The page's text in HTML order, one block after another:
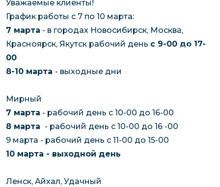
Заявка на
перевозки
Якутию
Уважаемые клиенты!
График работы с 7 по 10 марта:
7 марта - в городах Новосибирск, Москва,
Красноярск, Якутск рабочий день с 9-00 до 17-
00
8-10 марта - выходные дни
Мирный
7 марта - рабочий день с 10-00 до 16-00
8 марта - рабочий день с 10-00 до 16 -00
9 марта - рабочий день с 11-00 до 15-00
10 марта - выходной день
Ленск, Айхал, Удачный